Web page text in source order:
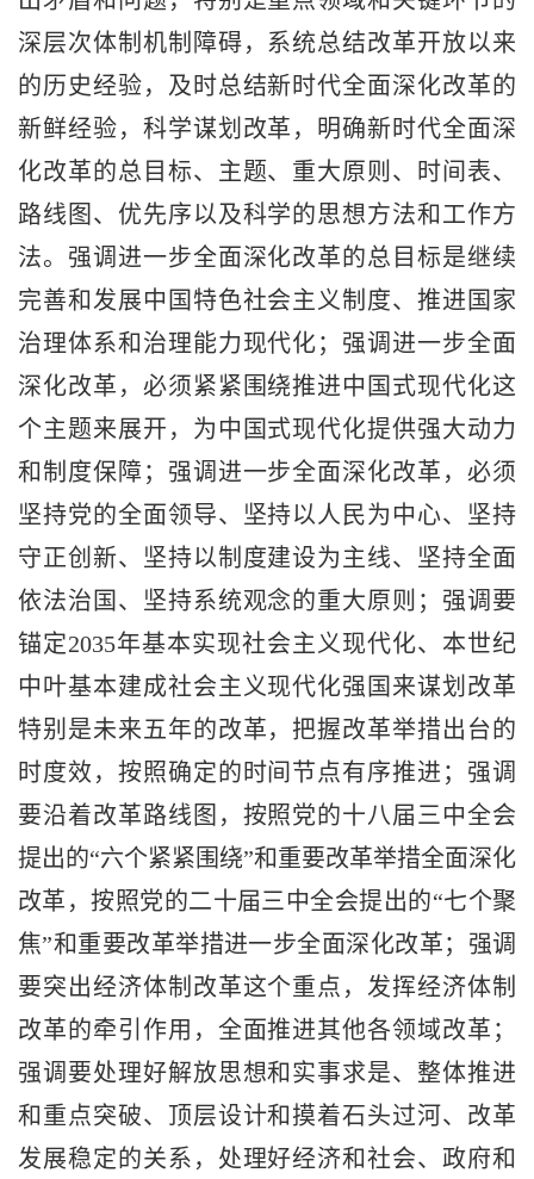
深层次体制机制障碍，系统总结改革开放以来
的历史经验，及时总结新时代全面深化改革的
新鲜经验，科学谋划改革，明确新时代全面深
化改革的总目标、主题、重大原则、时间表、
路线图、优先序以及科学的思想方法和工作方
法。强调进一步全面深化改革的总目标是继续
完善和发展中国特色社会主义制度、推进国家
治理体系和治理能力现代化；强调进一步全面
深化改革，必须紧紧围绕推进中国式现代化这
个主题来展开，为中国式现代化提供强大动力
和制度保障；强调进一步全面深化改革，必须
坚持党的全面领导、坚持以人民为中心、坚持
守正创新、坚持以制度建设为主线、坚持全面
依法治国、坚持系统观念的重大原则；强调要
锚定2035年基本实现社会主义现代化、本世纪
中叶基本建成社会主义现代化强国来谋划改革
特别是未来五年的改革，把握改革举措出台的
时度效，按照确定的时间节点有序推进；强调
要沿着改革路线图，按照党的十八届三中全会
提出的“六个紧紧围绕”和重要改革举措全面深化
改革，按照党的二十届三中全会提出的“七个聚
焦”和重要改革举措进一步全面深化改革；强调
要突出经济体制改革这个重点，发挥经济体制
改革的牵引作用，全面推进其他各领域改革；
强调要处理好解放思想和实事求是、整体推进
和重点突破、顶层设计和摸着石头过河、改革
发展稳定的关系，处理好经济和社会、政府和